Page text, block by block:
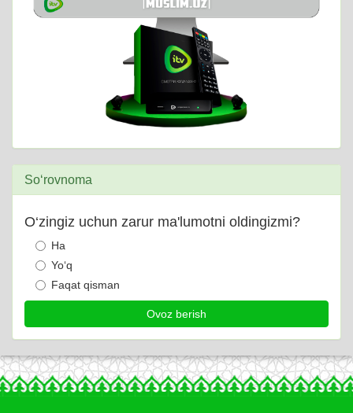
So‘rovnoma
O‘zingiz uchun zarur ma'lumotni oldingizmi?
Ha
Yo‘q
Faqat qisman